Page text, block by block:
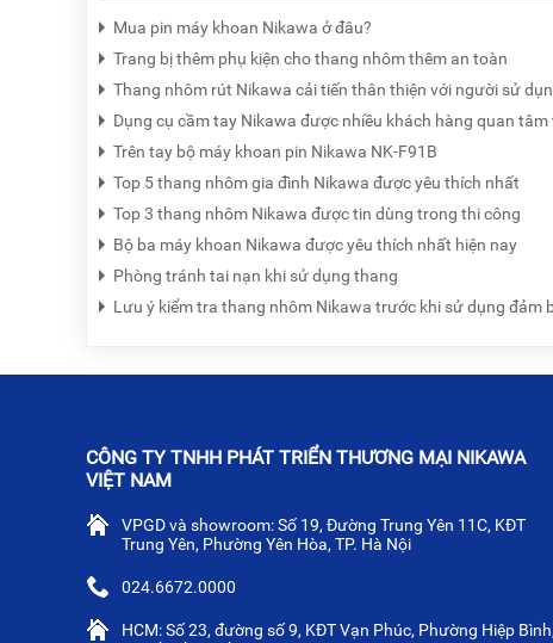
Mua pin máy khoan Nikawa ở đâu?
Trang bị thêm phụ kiện cho thang nhôm thêm an toàn
Thang nhôm rút Nikawa cải tiến thân thiện với người sử
Dụng cụ cầm tay Nikawa được nhiều khách hàng quan tâm
Trên tay bộ máy khoan pin Nikawa NK-F91B
Top 5 thang nhôm gia đình Nikawa được yêu thích nhất
Top 3 thang nhôm Nikawa được tin dùng trong thi công
Bộ ba máy khoan Nikawa được yêu thích nhất hiện nay
Phòng tránh tai nạn khi sử dụng thang
Lưu ý kiểm tra thang nhôm Nikawa trước khi sử dụng đảm
CÔNG TY TNHH PHÁT TRIỂN THƯƠNG MẠI NIKAWA
VIỆT NAM
VPGD và showroom: Số 19, Đường Trung Yên 11C, KĐT
Trung Yên, Phường Yên Hòa, TP. Hà Nội
024.6672.0000
HCM: Số 23, đường số 9, KĐT Vạn Phúc, Phường Hiệp Bình,